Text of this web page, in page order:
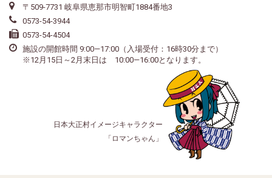
〒509-7731 岐阜県恵那市明智町1884番地3
0573-54-3944
0573-54-4504
施設の開館時間 9:00—17:00（入場受付：16時30分まで）
※12月15日～2月末日は 10:00—16:00となります。
日本大正村イメージキャラクター
「ロマンちゃん」